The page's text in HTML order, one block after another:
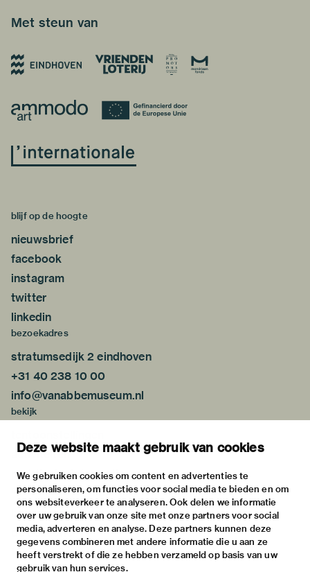
Deze website maakt gebruik van cookies
We gebruiken cookies om content en advertenties te
personaliseren, om functies voor social media te bieden en om
ons websiteverkeer te analyseren. Ook delen we informatie
over uw gebruik van onze site met onze partners voor social
media, adverteren en analyse. Deze partners kunnen deze
gegevens combineren met andere informatie die u aan ze
heeft verstrekt of die ze hebben verzameld op basis van uw
gebruik van hun services.
Met steun van
blijf op de hoogte
nieuwsbrief
facebook
instagram
twitter
linkedin
bezoekadres
stratumsedijk 2 eindhoven
+31 40 238 10 00
info@vanabbemuseum.nl
bekijk
activiteiten
praktische informatie
over
het museum
de collectie
fondsen & partners